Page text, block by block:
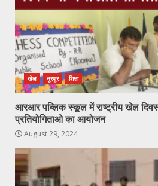
खेल नूरपुर शिक्षा
आरआर पब्लिक स्कूल में राष्ट्रीय खेल
प्रतियोगिताओ का आयोजन
August 29, 2024